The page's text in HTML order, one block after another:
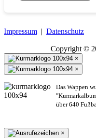
Impressum | Datenschutz
Copyright ©
×
×
Das Wappen
über 640
×